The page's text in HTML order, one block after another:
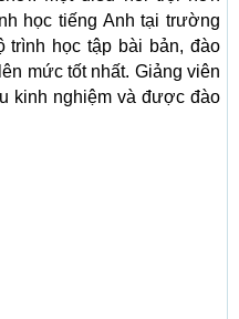
học tiếng Anh tại trường
trình học tập bài bản, đào
mức tốt nhất. Giảng viên
kinh nghiệm và được đào